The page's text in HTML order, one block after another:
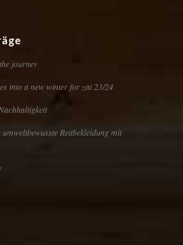
journey
into a new winter for zai 23/24
Reitbekleidung mit